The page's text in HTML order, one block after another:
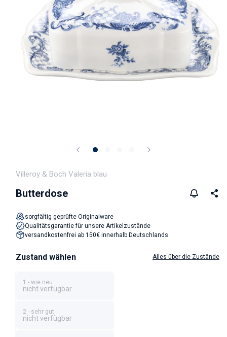
Villeroy & Boch Valeria blau
Butterdose
sorgfältig geprüfte Originalware
Qualitätsgarantie für unsere Artikelzustände
versandkostenfrei ab 150€ innerhalb Deutschlands
Zustand wählen Alles über die Zustände
1 - wie neu
nicht verfügbar
2 - sehr gut
nicht verfügbar